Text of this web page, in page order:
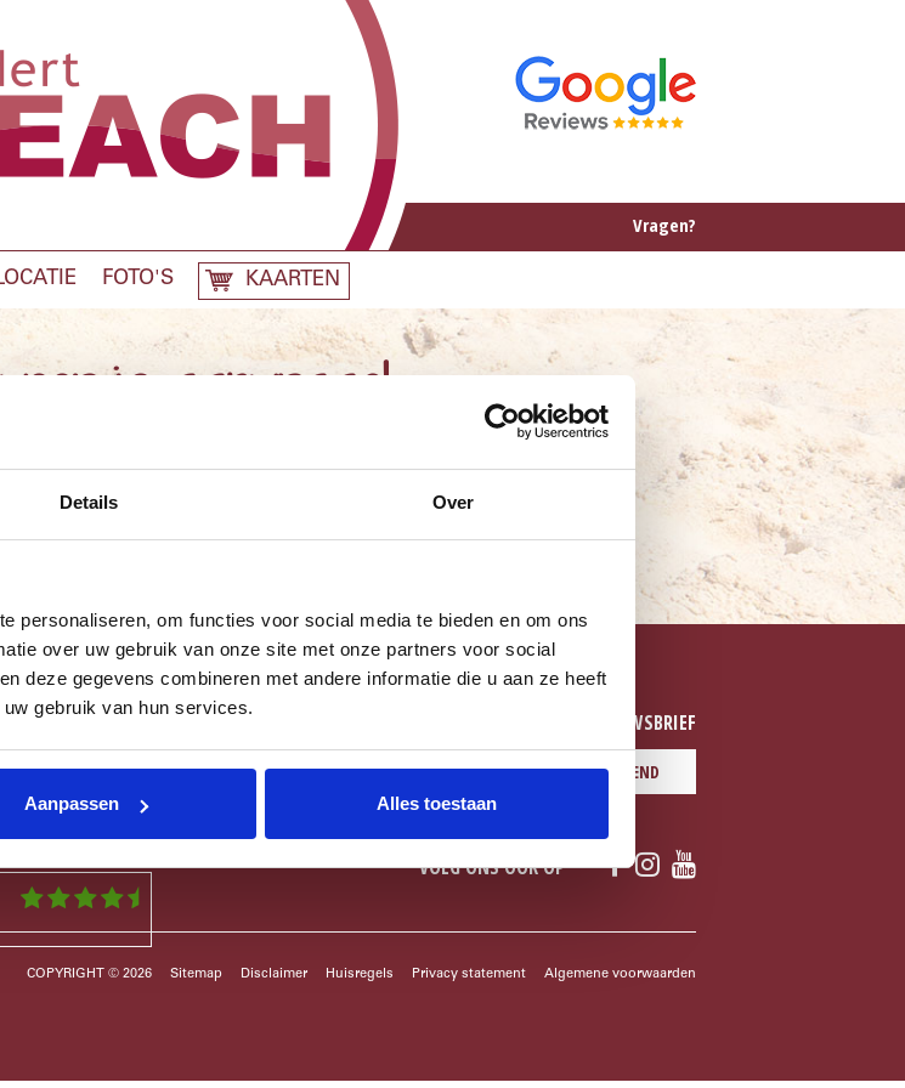
Details Over
personaliseren, om functies voor social media te bieden en om ons
over uw gebruik van onze site met onze partners voor social
deze gegevens combineren met andere informatie die u aan ze heeft
gebruik van hun services.
Aanpassen Alles toestaan
Vragen?
FOTO'S KAARTEN
je aanvraag!
we binnen 24 uur contact met je op!
enthousiaste groet,
SCHRIJF JE IN VOOR ONZE NIEUWSBRIEF
SEND
VOLG ONS OOK OP
COPYRIGHT © 2026 Sitemap Disclaimer Huisregels Privacy statement Algemene voorwaarden